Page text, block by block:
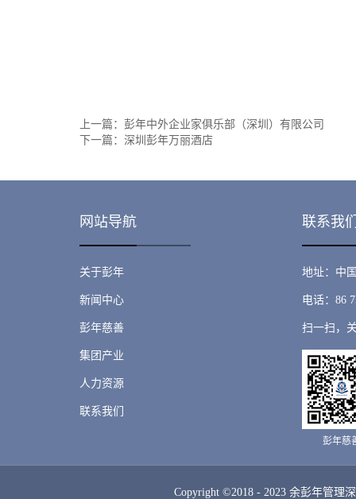
上一篇： 彭年中外企业家俱乐部（深圳）有限公司
下一篇： 深圳彭年万丽酒店
网站导航 联系我
关于彭年
新闻中心
彭年慈善
集团产业
人力资源
联系我们
地址：中
电话：86
扫一扫，
彭年慈
Copyright ©2018 - 2023 余彭年管理